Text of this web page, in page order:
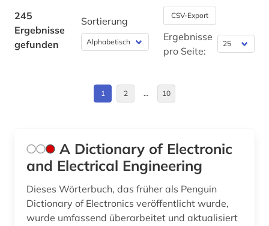
bürokommunikation (1)
cloud computing (1)
cognitive neuroscience (1)
components (1)
245
Ergebnisse
gefunden
Sortierung CSV-Export
Ergebnisse
pro Seite:
1 2 … 10
A Dictionary of Electronic
and Electrical Engineering
Dieses Wörterbuch, das früher als Penguin
Dictionary of Electronics veröffentlicht wurde,
wurde umfassend überarbeitet und aktualisiert